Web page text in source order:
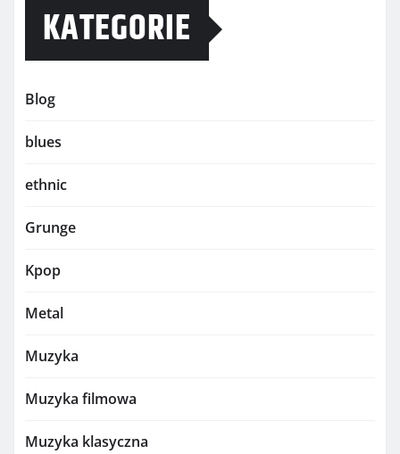
KATEGORIE
Blog
blues
ethnic
Grunge
Kpop
Metal
Muzyka
Muzyka filmowa
Muzyka klasyczna